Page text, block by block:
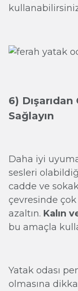
6)
Sağlayın
Daha iyi
sesleri
cadde ve
çevresinde çok
azaltın. Kalın
bu amaçla
Yatak odası
olmasına